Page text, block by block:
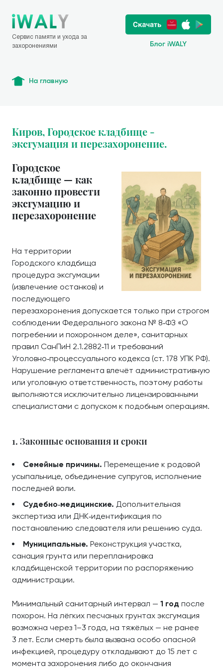
Сервис памяти и ухода за
захоронениями
Блог iWALY
На главную
Киров, Городское кладбище -
эксгумация и перезахоронение.
Городское
кладбище — как
законно провести
эксгумацию и
перезахоронение
На территории
Городского кладбища
процедура эксгумации
(извлечение останков) и
последующего
перезахоронения допускается только при строгом
соблюдении Федерального закона № 8‑ФЗ «О
погребении и похоронном деле», санитарных
правил СанПиН 2.1.2882‑11 и требований
Уголовно‑процессуального кодекса (ст. 178 УПК РФ).
Нарушение регламента влечёт административную
или уголовную ответственность, поэтому работы
выполняются исключительно лицензированными
специалистами с допуском к подобным операциям.
1. Законные основания и сроки
Семейные причины. Перемещение к родовой
усыпальнице, объединение супругов, исполнение
последней воли.
Судебно‑медицинские. Дополнительная
экспертиза или ДНК‑идентификация по
постановлению следователя или решению суда.
Муниципальные. Реконструкция участка,
санация грунта или перепланировка
кладбищенской территории по распоряжению
администрации.
Минимальный санитарный интервал — 1 год после
похорон. На лёгких песчаных грунтах эксгумация
возможна через 1–3 года, на тяжёлых — не ранее
3 лет. Если смерть была вызвана особо опасной
инфекцией, процедуру откладывают до 15 лет с
момента захоронения либо до окончания